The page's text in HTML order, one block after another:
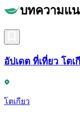
บทความแ
อัปเดต ที่เที่ยว โต
โตเกียว